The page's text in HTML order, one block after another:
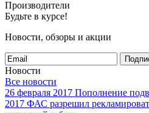
Производители
Будьте в курсе!
Новости, обзоры и акции
Новости
Все новости
26 февраля 2017 Пополнение
2017 ФАС разрешил